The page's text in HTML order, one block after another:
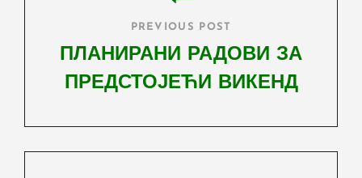
PREVIOUS POST
ПЛАНИРАНИ РАДОВИ ЗА
ПРЕДСТОЈЕЋИ ВИКЕНД
Post